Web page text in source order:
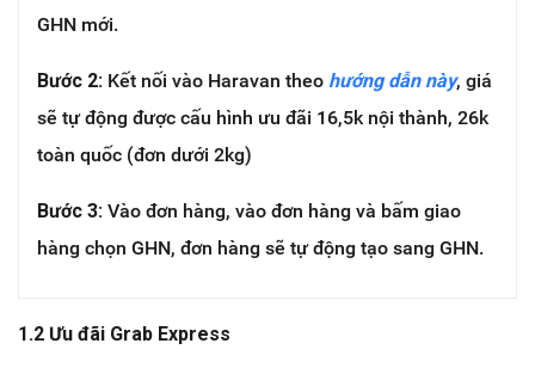
GHN mới.
Bước 2: Kết nối vào Haravan theo hướng dẫn này, giá
sẽ tự động được cấu hình ưu đãi 16,5k nội thành, 26k
toàn quốc (đơn dưới 2kg)
Bước 3: Vào đơn hàng, vào đơn hàng và bấm giao
hàng chọn GHN, đơn hàng sẽ tự động tạo sang GHN.
1.2 Ưu đãi Grab Express